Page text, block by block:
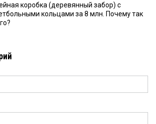
коробка (деревянный забор) с
кольцами за 8 млн. Почему так